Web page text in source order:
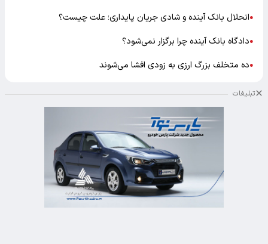
●انحلال بانک آینده و شادی جریان پایداری؛ علت چیست؟
●دادگاه بانک آینده چرا برگزار نمی‌شود؟
●ده متخلف بزرگ ارزی به زودی افشا می‌شوند
تبلیغات